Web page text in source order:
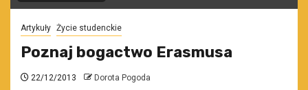
Artykuły Życie studenckie
Poznaj bogactwo Erasmusa
22/12/2013 Dorota Pogoda